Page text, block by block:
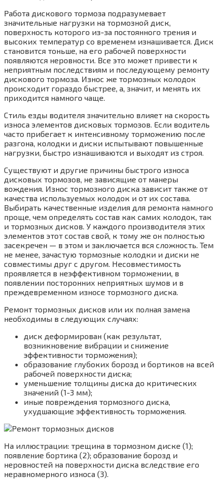
Работа дискового тормоза подразумевает
значительные нагрузки на тормозной диск,
поверхность которого из-за постоянного трения и
высоких температур со временем изнашивается. Диск
становится тоньше, на его рабочей поверхности
появляются неровности. Все это может привести к
неприятным последствиям и последующему ремонту
дискового тормоза. Износ же тормозных колодок
происходит гораздо быстрее, а, значит, и менять их
приходится намного чаще.
Стиль езды водителя значительно влияет на скорость
износа элементов дисковых тормозов. Если водитель
часто прибегает к интенсивному торможению после
разгона, колодки и диски испытывают повышенные
нагрузки, быстро изнашиваются и выходят из строя.
Существуют и другие причины быстрого износа
дисковых тормозов, не зависящие от манеры
вождения. Износ тормозного диска зависит также от
качества используемых колодок и от их состава.
Выбирать качественные изделия для ремонта намного
проще, чем определять состав как самих колодок, так
и тормозных дисков. У каждого производителя этих
элементов этот состав свой, к тому же он полностью
засекречен — в этом и заключается вся сложность. Тем
не менее, зачастую тормозные колодки и диски не
совместимы друг с другом. Несовместимость
проявляется в неэффективном торможении, в
появлении посторонних неприятных шумов и в
преждевременном износе тормозного диска.
Ремонт тормозных дисков или их полная замена
необходимы в следующих случаях:
диск деформирован (как результат,
возникновение вибрации и снижение
эффективности торможения);
образование глубоких борозд и бортиков на всей
рабочей поверхности диска;
уменьшение толщины диска до критических
значений (1-3 мм);
иные повреждения тормозного диска,
ухудшающие эффективность торможения.
На иллюстрации: трещина в тормозном диске (1);
появление бортика (2); образование борозд и
неровностей на поверхности диска вследствие его
неравномерного износа (3).